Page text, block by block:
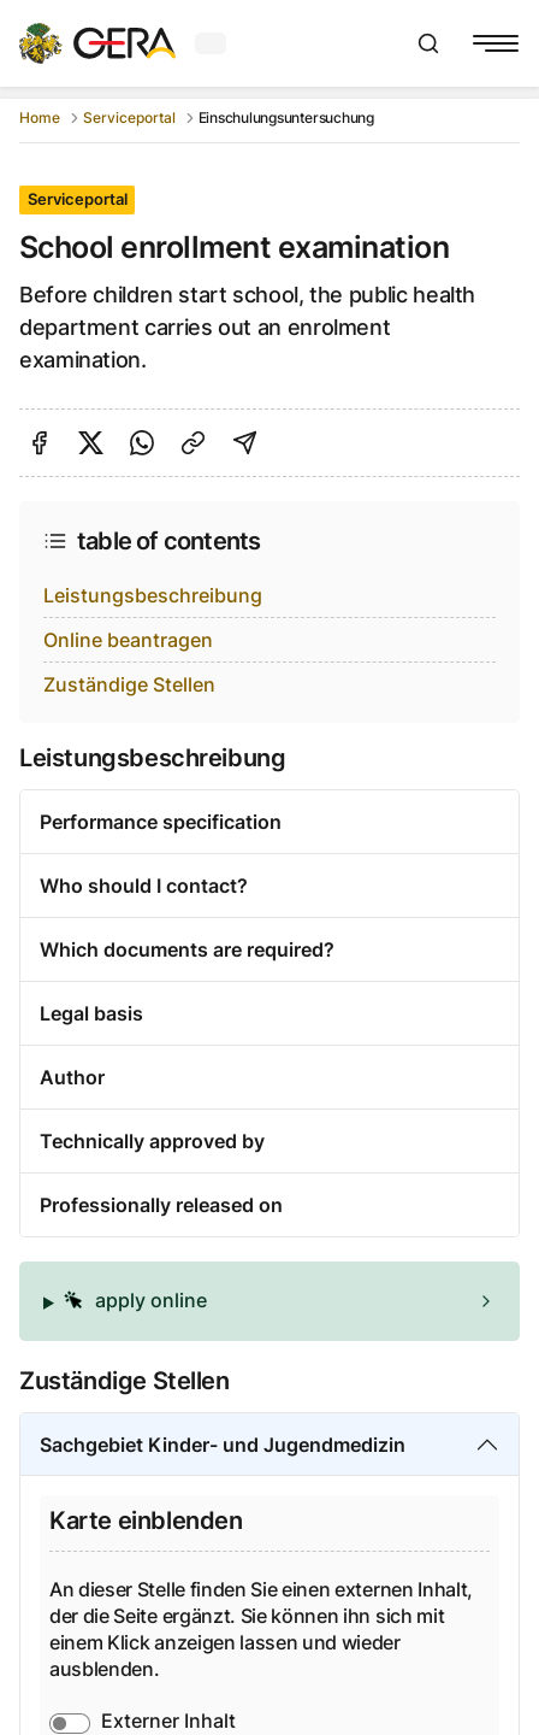
Show
Home Serviceportal Einschulungsuntersuchung
Serviceportal
School enrollment examination
Before children start school, the public health
department carries out an enrolment
examination.
Share on Facebook
Share on Twitter
Share via Link
shareViaEmail
table of contents
Leistungsbeschreibung
Online beantragen
Zuständige Stellen
Leistungsbeschreibung
Performance specification
Who should I contact?
Which documents are required?
Legal basis
Author
Technically approved by
Professionally released on
apply online
Zuständige Stellen
Sachgebiet Kinder- und Jugendmedizin
Karte einblenden
An dieser Stelle finden Sie einen externen Inhalt,
der die Seite ergänzt. Sie können ihn sich mit
einem Klick anzeigen lassen und wieder
ausblenden.
Externer Inhalt